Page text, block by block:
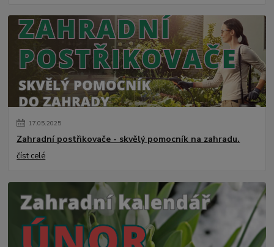
17.05.2025
Zahradní postřikovače - skvělý pomocník na zahradu.
číst celé